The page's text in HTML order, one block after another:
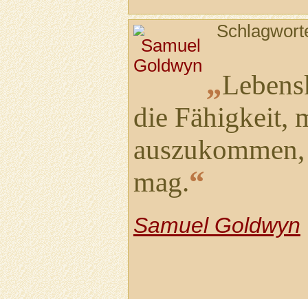
„
die Fähigkeit,
mag.“
Samuel Goldwyn